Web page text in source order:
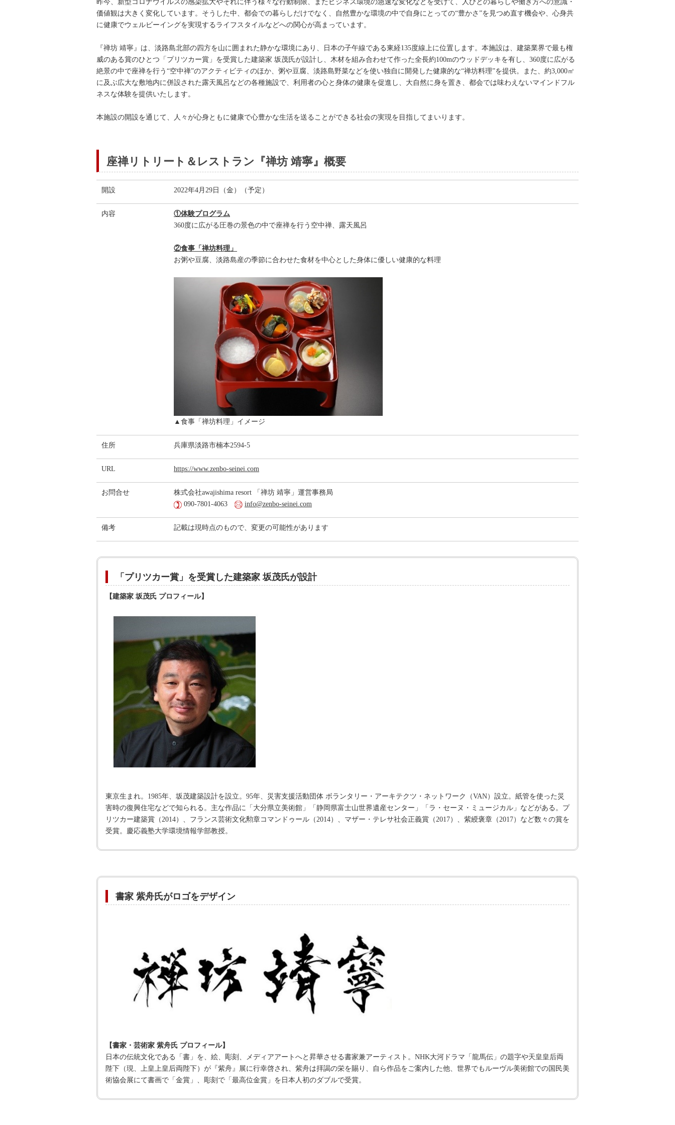
昨今、新型コロナウイルスの感染拡大やそれに伴う様々な行動制限、またビジネス環境の急速な変化などを受けて、人びとの暮らしや働き方への意識・
価値観は大きく変化しています。そうした中、都会での暮らしだけでなく、自然豊かな環境の中で自身にとっての“豊かさ”を見つめ直す機会や、心身共
に健康でウェルビーイングを実現するライフスタイルなどへの関心が高まっています。
『禅坊 靖寧』は、淡路島北部の四方を山に囲まれた静かな環境にあり、日本の子午線である東経135度線上に位置します。本施設は、建築業界で最も権
威のある賞のひとつ「プリツカー賞」を受賞した建築家 坂茂氏が設計し、木材を組み合わせて作った全長約100mのウッドデッキを有し、360度に広がる
絶景の中で座禅を行う“空中禅”のアクティビティのほか、粥や豆腐、淡路島野菜などを使い独自に開発した健康的な“禅坊料理”を提供。また、約3,000㎡
に及ぶ広大な敷地内に併設された露天風呂などの各種施設で、利用者の心と身体の健康を促進し、大自然に身を置き、都会では味わえないマインドフル
ネスな体験を提供いたします。
本施設の開設を通じて、人々が心身ともに健康で心豊かな生活を送ることができる社会の実現を目指してまいります。
座禅リトリート＆レストラン『禅坊 靖寧』概要
開設 2022年4月29日（金）（予定）
内容
①体験プログラム
360度に広がる圧巻の景色の中で座禅を行う空中禅、露天風呂
②食事「禅坊料理」
お粥や豆腐、淡路島産の季節に合わせた食材を中心とした身体に優しい健康的な料理
▲食事「禅坊料理」イメージ
住所 兵庫県淡路市楠本2594-5
URL https://www.zenbo-seinei.com
お問合せ
株式会社awajishima resort 「禅坊 靖寧」運営事務局
090-7801-4063
info@zenbo-seinei.com
備考 記載は現時点のもので、変更の可能性があります
「プリツカー賞」を受賞した建築家 坂茂氏が設計
【建築家 坂茂氏 プロフィール】
東京生まれ。1985年、坂茂建築設計を設立。95年、災害支援活動団体 ボランタリー・アーキテクツ・ネットワーク（VAN）設立。紙管を使った災
害時の復興住宅などで知られる。主な作品に「大分県立美術館」「静岡県富士山世界遺産センター」「ラ・セーヌ・ミュージカル」などがある。プ
リツカー建築賞（2014）、フランス芸術文化勲章コマンドゥール（2014）、マザー・テレサ社会正義賞（2017）、紫綬褒章（2017）など数々の賞を
受賞。慶応義塾大学環境情報学部教授。
書家 紫舟氏がロゴをデザイン
【書家・芸術家 紫舟氏 プロフィール】
日本の伝統文化である「書」を、絵、彫刻、メディアアートへと昇華させる書家兼アーティスト。NHK大河ドラマ「龍馬伝」の題字や天皇皇后両
陛下（現、上皇上皇后両陛下）が『紫舟』展に行幸啓され、紫舟は拝謁の栄を賜り、自ら作品をご案内した他、世界でもルーヴル美術館での国民美
術協会展にて書画で「金賞」、彫刻で「最高位金賞」を日本人初のダブルで受賞。